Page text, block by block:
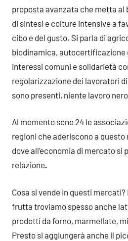
proposta avanzata che metta
di sintesi e colture intensive a
cibo e del gusto. Si parla di
biodinamica, autocertificazione
interessi comuni e solidarietà
regolarizzazione dei lavoratori
sono presenti, niente lavoro
Al momento sono 24 le
regioni che aderiscono a
dove all’economia di mercato si
relazione.
Cosa si vende in questi
frutta troviamo spesso anche
prodotti da forno, marmellate,
Presto si aggiungerà anche il